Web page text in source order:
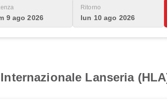
9 ago 2026
Ritorno
lun 10 ago 2026
Lanseria